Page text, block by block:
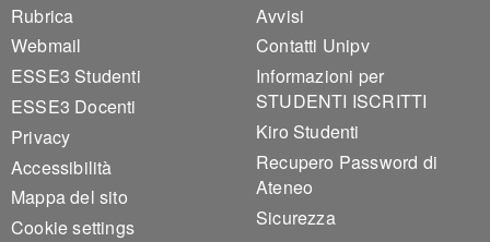
Footer 1
Rubrica
Webmail
ESSE3 Studenti
ESSE3 Docenti
Privacy
Accessibilità
Mappa del sito
Cookie settings
Footer 2
Avvisi
Contatti Unipv
Informazioni per
STUDENTI ISCRITTI
Kiro Studenti
Recupero Password di
Ateneo
Sicurezza